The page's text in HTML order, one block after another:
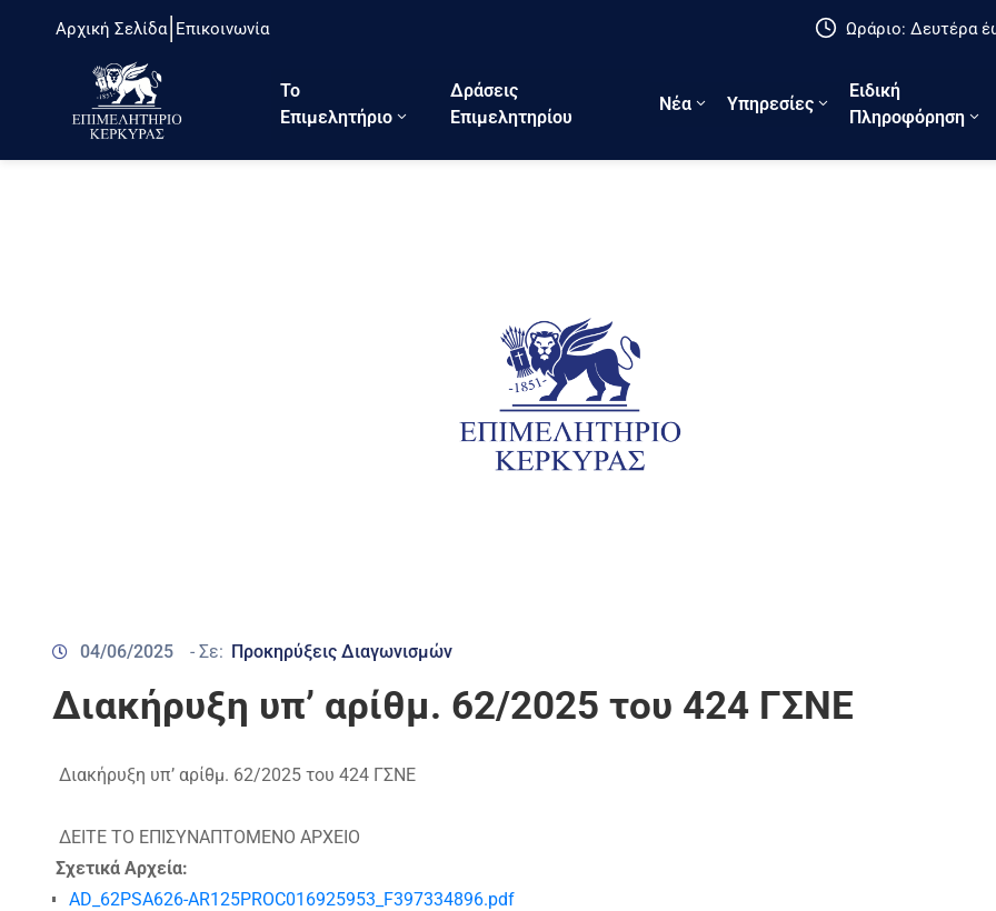
Αρχική Σελίδα Επικοινωνία Ωράριο: Δευτέρα
Το
Eπιμελητήριο
Δράσεις
Επιμελητηρίου
Νέα Υπηρεσίες
Ειδική
Πληροφόρηση
04/06/2025 - Σε: Προκηρύξεις Διαγωνισμών
Διακήρυξη υπ’ αρίθμ. 62/2025 του 424 ΓΣΝΕ
Διακήρυξη υπ’ αρίθμ. 62/2025 του 424 ΓΣΝΕ
ΔΕΙΤΕ ΤΟ ΕΠΙΣΥΝΑΠΤΟΜΕΝΟ ΑΡΧΕΙΟ
Σχετικά Αρχεία:
AD_62PSA626-AR125PROC016925953_F397334896.pdf